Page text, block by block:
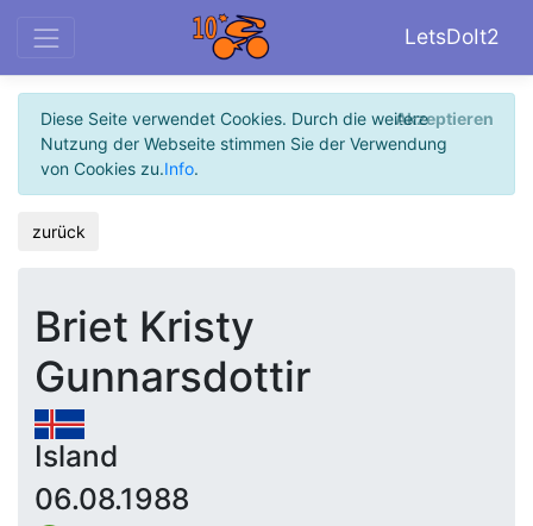
LetsDoIt2
Diese Seite verwendet Cookies. Durch die weitere
Nutzung der Webseite stimmen Sie der Verwendung
von Cookies zu.Info.
Akzeptieren
zurück
Briet Kristy
Gunnarsdottir
Island
06.08.1988